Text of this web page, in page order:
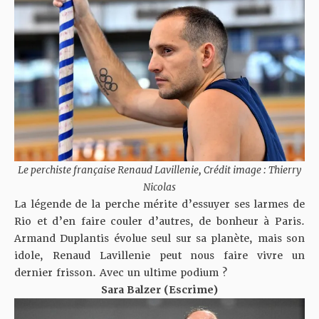
Le perchiste française Renaud Lavillenie, Crédit image : Thierry
Nicolas
La légende de la perche mérite d’essuyer ses larmes de
Rio et d’en faire couler d’autres, de bonheur à Paris.
Armand Duplantis évolue seul sur sa planète, mais son
idole, Renaud Lavillenie peut nous faire vivre un
dernier frisson. Avec un ultime podium ?
Sara Balzer (Escrime)